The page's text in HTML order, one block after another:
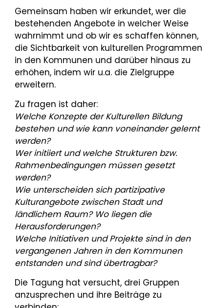
Gemeinsam haben wir erkundet, wer die
bestehenden Angebote in welcher Weise
wahrnimmt und ob wir es schaffen können,
die Sichtbarkeit von kulturellen Programmen
in den Kommunen und darüber hinaus zu
erhöhen, indem wir u.a. die Zielgruppe
erweitern.
Zu fragen ist daher:
Welche Konzepte der Kulturellen Bildung
bestehen und wie kann voneinander gelernt
werden?
Wer initiiert und welche Strukturen bzw.
Rahmenbedingungen müssen gesetzt
werden?
Wie unterscheiden sich partizipative
Kulturangebote zwischen Stadt und
ländlichem Raum? Wo liegen die
Herausforderungen?
Welche Initiativen und Projekte sind in den
vergangenen Jahren in den Kommunen
entstanden und sind übertragbar?
Die Tagung hat versucht, drei Gruppen
anzusprechen und ihre Beiträge zu